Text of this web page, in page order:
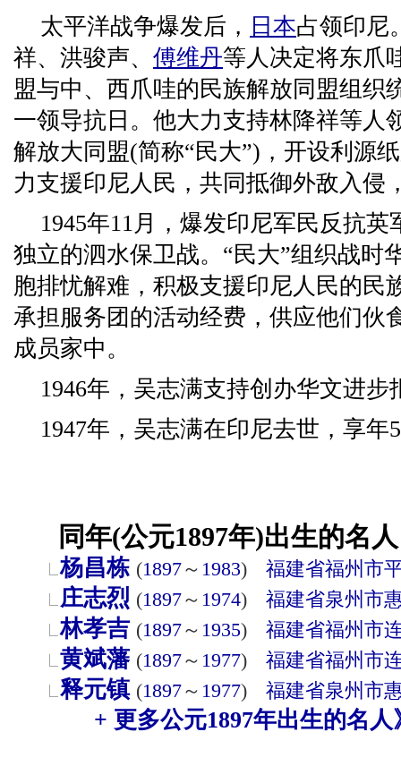
太平洋战争爆发后， 日本占领印尼
祥、洪骏声、 傅维丹等人决定将东爪
盟与中、西爪哇的民族解放同盟组织
一领导抗日。他大力支持林降祥等人
解放大同盟(简称“民大”)，开设利源
力支援印尼人民，共同抵御外敌入侵
1945年11月，爆发印尼军民反抗
独立的泗水保卫战。“民大”组织战时
胞排忧解难，积极支援印尼人民的民
承担服务团的活动经费，供应他们伙
成员家中。
1946年，吴志满支持创办华文进
1947年，吴志满在印尼去世，享年
同年(公元1897年)出生的名
杨昌栋 (1897～ 1983) 福建省福州市
庄志烈 (1897～ 1974) 福建省泉州市
林孝吉 (1897～ 1935) 福建省福州市
黄斌藩 (1897～ 1977) 福建省福州市
释元镇 (1897～ 1977) 福建省泉州市
+ 更多公元1897年出生的名人